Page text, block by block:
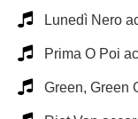
Lunedì Nero
Prima O Poi
Green, Green